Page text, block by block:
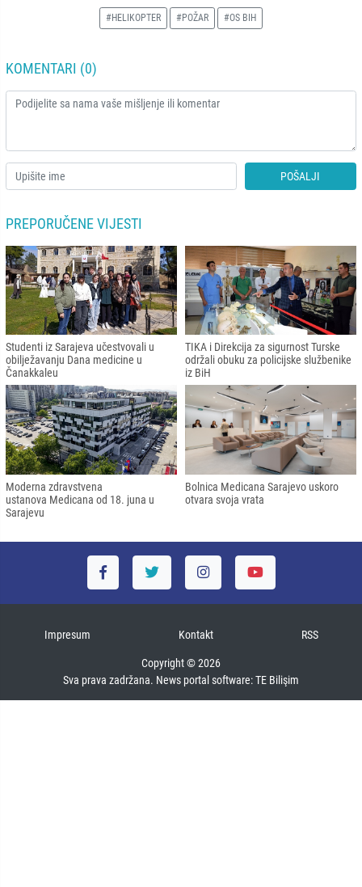
#HELIKOPTER #POŽAR #OS BIH
KOMENTARI (0)
POŠALJI
PREPORUČENE VIJESTI
Studenti iz Sarajeva učestvovali u
obilježavanju Dana medicine u
Čanakkaleu
TIKA i Direkcija za sigurnost Turske
održali obuku za policijske službenike
iz BiH
Moderna zdravstvena
ustanova Medicana od 18. juna u
Sarajevu
Bolnica Medicana Sarajevo uskoro
otvara svoja vrata
Impresum Kontakt RSS
Copyright © 2026
Sva prava zadržana. News portal software:TE Bilişim